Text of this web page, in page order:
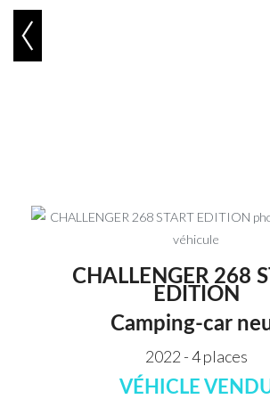
CHALLENGER 268
EDITION
Camping-car
2022 - 4 places
VÉHICLE